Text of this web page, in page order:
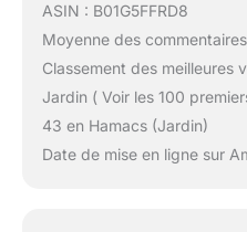
ASIN : B01G5FFRD8
Moyenne des
Classement des meilleures
Jardin ( Voir les 100
43 en Hamacs (Jardin)
Date de mise en ligne sur